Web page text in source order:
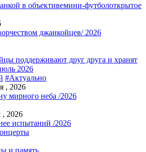
в объективемини-футболоткрытое
джанкойцев/ 2026
поддерживают друг друга и хранят
2026
#Актуально
, 2026
мирного неба /2026
, 2026
испытаний /2026
и память